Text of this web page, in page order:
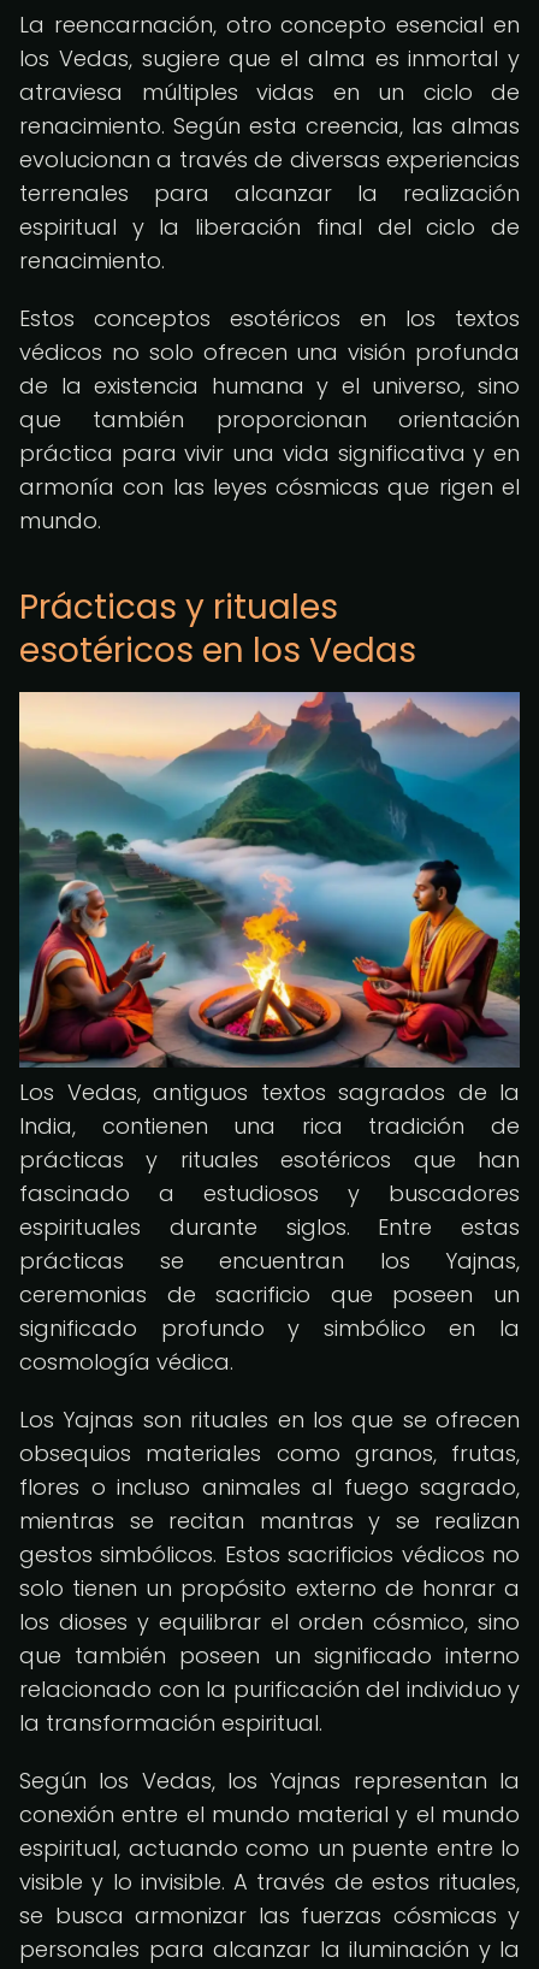
La reencarnación, otro concepto esencial en
los Vedas, sugiere que el alma es inmortal y
atraviesa múltiples vidas en un ciclo de
renacimiento. Según esta creencia, las almas
evolucionan a través de diversas experiencias
terrenales para alcanzar la realización
espiritual y la liberación final del ciclo de
renacimiento.
Estos conceptos esotéricos en los textos
védicos no solo ofrecen una visión profunda
de la existencia humana y el universo, sino
que también proporcionan orientación
práctica para vivir una vida significativa y en
armonía con las leyes cósmicas que rigen el
mundo.
Prácticas y rituales
esotéricos en los Vedas
Los Vedas, antiguos textos sagrados de la
India, contienen una rica tradición de
prácticas y rituales esotéricos que han
fascinado a estudiosos y buscadores
espirituales durante siglos. Entre estas
prácticas se encuentran los Yajnas,
ceremonias de sacrificio que poseen un
significado profundo y simbólico en la
cosmología védica.
Los Yajnas son rituales en los que se ofrecen
obsequios materiales como granos, frutas,
flores o incluso animales al fuego sagrado,
mientras se recitan mantras y se realizan
gestos simbólicos. Estos sacrificios védicos no
solo tienen un propósito externo de honrar a
los dioses y equilibrar el orden cósmico, sino
que también poseen un significado interno
relacionado con la purificación del individuo y
la transformación espiritual.
Según los Vedas, los Yajnas representan la
conexión entre el mundo material y el mundo
espiritual, actuando como un puente entre lo
visible y lo invisible. A través de estos rituales,
se busca armonizar las fuerzas cósmicas y
personales para alcanzar la iluminación y la